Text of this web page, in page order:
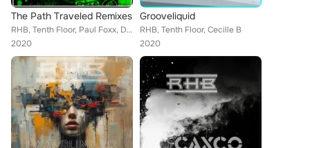
The Path Traveled Remixes
RHB, Tenth Floor, Paul Foxx, Dj Leba, Cecille B, Mariano Pompeo, Digital Soulmen
2020
Grooveliquid
RHB, Tenth Floor, Cecille B
2020